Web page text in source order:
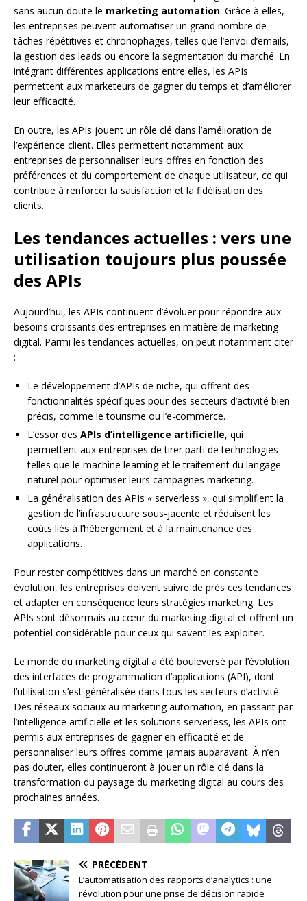
sans aucun doute le marketing automation. Grâce à elles,
les entreprises peuvent automatiser un grand nombre de
tâches répétitives et chronophages, telles que l’envoi d’emails,
la gestion des leads ou encore la segmentation du marché. En
intégrant différentes applications entre elles, les APIs
permettent aux marketeurs de gagner du temps et d’améliorer
leur efficacité.
En outre, les APIs jouent un rôle clé dans l’amélioration de
l’expérience client. Elles permettent notamment aux
entreprises de personnaliser leurs offres en fonction des
préférences et du comportement de chaque utilisateur, ce qui
contribue à renforcer la satisfaction et la fidélisation des
clients.
Les tendances actuelles : vers une
utilisation toujours plus poussée
des APIs
Aujourd’hui, les APIs continuent d’évoluer pour répondre aux
besoins croissants des entreprises en matière de marketing
digital. Parmi les tendances actuelles, on peut notamment citer
:
Le développement d’APIs de niche, qui offrent des
fonctionnalités spécifiques pour des secteurs d’activité bien
précis, comme le tourisme ou l’e-commerce.
L’essor des APIs d’intelligence artificielle, qui
permettent aux entreprises de tirer parti de technologies
telles que le machine learning et le traitement du langage
naturel pour optimiser leurs campagnes marketing.
La généralisation des APIs « serverless », qui simplifient la
gestion de l’infrastructure sous-jacente et réduisent les
coûts liés à l’hébergement et à la maintenance des
applications.
Pour rester compétitives dans un marché en constante
évolution, les entreprises doivent suivre de près ces tendances
et adapter en conséquence leurs stratégies marketing. Les
APIs sont désormais au cœur du marketing digital et offrent un
potentiel considérable pour ceux qui savent les exploiter.
Le monde du marketing digital a été bouleversé par l’évolution
des interfaces de programmation d’applications (API), dont
l’utilisation s’est généralisée dans tous les secteurs d’activité.
Des réseaux sociaux au marketing automation, en passant par
l’intelligence artificielle et les solutions serverless, les APIs ont
permis aux entreprises de gagner en efficacité et de
personnaliser leurs offres comme jamais auparavant. À n’en
pas douter, elles continueront à jouer un rôle clé dans la
transformation du paysage du marketing digital au cours des
prochaines années.
PRÉCÉDENT
L’automatisation des rapports d’analytics : une
révolution pour une prise de décision rapide